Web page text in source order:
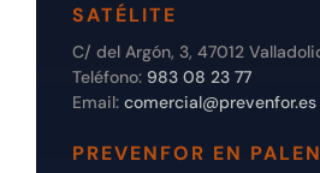
SATÉLITE
C/ del Argón, 3, 47012
Teléfono: 983 08 23 77
Email: comercial@prevenfor.es
PREVENFOR EN